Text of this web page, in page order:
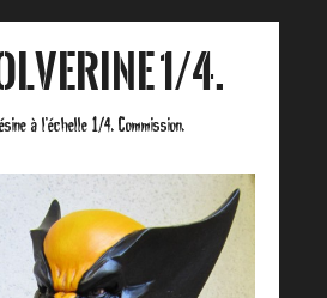
1/4.
à l’échelle 1/4. Commission.